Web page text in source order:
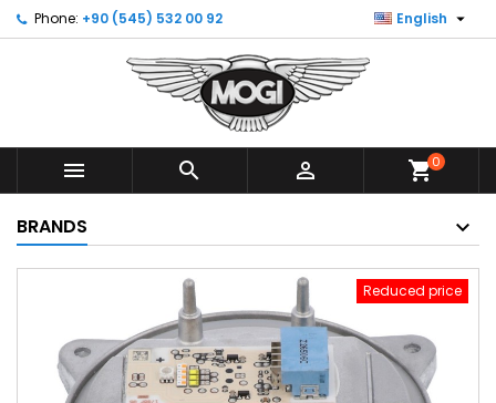
Phone: +90 (545) 532 00 92 English 
   shopping_cart0
BRANDS
Reduced price